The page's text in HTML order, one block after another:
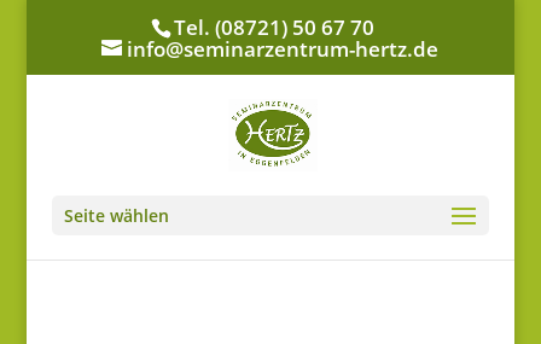
Tel. (08721) 50 67 70
info@seminarzentrum-hertz.de
Seite wählen